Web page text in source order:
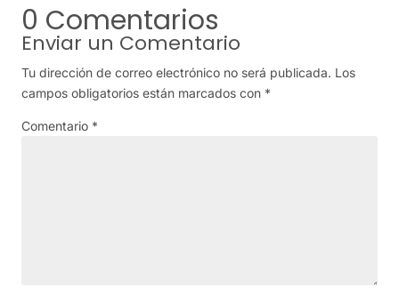
0 Comentarios
Enviar un Comentario
Tu dirección de correo electrónico no será publicada. Los
campos obligatorios están marcados con *
Comentario *